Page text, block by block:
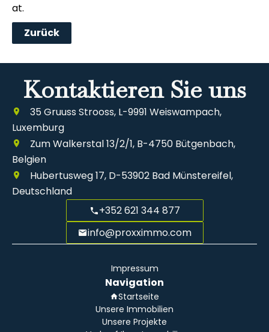
at.
Zurück
Kontaktieren Sie uns
35 Gruuss Strooss, L-9991 Weiswampach,
Luxemburg
Zum Walkerstal 13/2/1, B-4750 Bütgenbach,
Belgien
Hubertusweg 17, D-53902 Bad Münstereifel,
Deutschland
+352 621 344 877
info@proxximmo.com
Impressum
Navigation
Startseite
Unsere Immobilien
Unsere Projekte